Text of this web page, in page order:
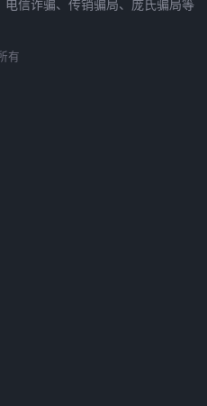
信诈骗、传销骗局、庞氏骗局等
有